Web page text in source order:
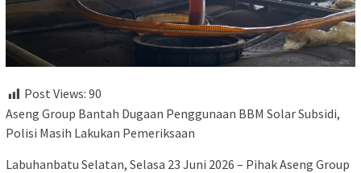
Post Views: 90
Aseng Group Bantah Dugaan Penggunaan BBM Solar Subsidi,
Polisi Masih Lakukan Pemeriksaan
Labuhanbatu Selatan, Selasa 23 Juni 2026 – Pihak Aseng Group